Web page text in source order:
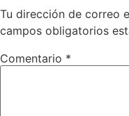
Tu dirección de correo
campos obligatorios
Comentario *